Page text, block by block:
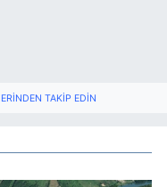
TAKIP EDIN